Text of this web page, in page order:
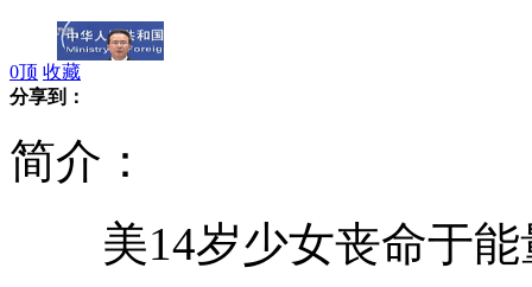
外交部:有关国家不要插手钓鱼岛问题
越南总理阮晋勇为执政失误道歉
0顶 收藏
分享到：
简介：
美14岁少女丧命于能